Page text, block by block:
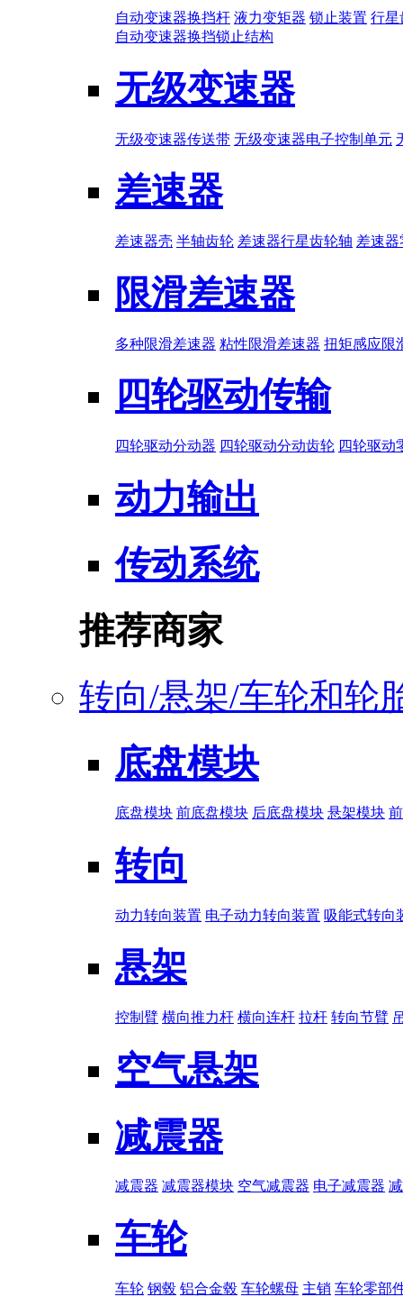
自动变速器换挡杆 液力变矩器 锁止装置 行星
自动变速器换挡锁止结构
无级变速器
无级变速器传送带 无级变速器电子控制单元
差速器
差速器壳 半轴齿轮 差速器行星齿轮轴 差速
限滑差速器
多种限滑差速器 粘性限滑差速器 扭矩感应限
四轮驱动传输
四轮驱动分动器 四轮驱动分动齿轮 四轮驱动
动力输出
传动系统
推荐商家
转向/悬架/车轮和轮
底盘模块
底盘模块 前底盘模块 后底盘模块 悬架模块
转向
动力转向装置 电子动力转向装置 吸能式转向
悬架
控制臂 横向推力杆 横向连杆 拉杆 转向节臂
空气悬架
减震器
减震器 减震器模块 空气减震器 电子减震器
车轮
车轮 钢毂 铝合金毂 车轮螺母 主销 车轮零部